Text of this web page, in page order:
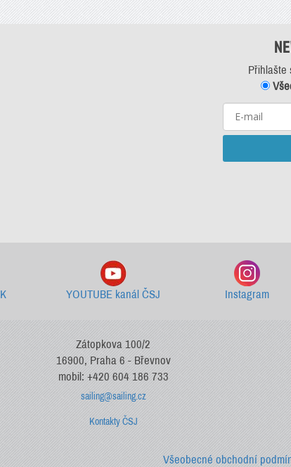
Přihlašte
YOUTUBE kanál ČSJ Instagram
Zátopkova 100/2
16900, Praha 6 - Břevnov
mobil: +420 604 186 733
sailing@sailing.cz
Kontakty ČSJ
Všeobecné obchodní